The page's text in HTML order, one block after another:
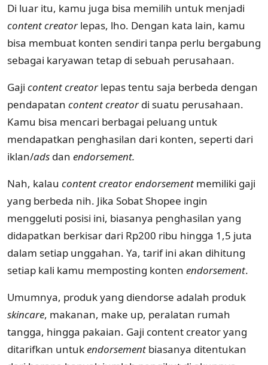
Di luar itu, kamu juga bisa memilih untuk menjadi
content creatorlepas, lho. Dengan kata lain, kamu
bisa membuat konten sendiri tanpa perlu bergabung
sebagai karyawan tetap di sebuah perusahaan.
Gaji content creatorlepas tentu saja berbeda dengan
pendapatan content creatordi suatu perusahaan.
Kamu bisa mencari berbagai peluang untuk
mendapatkan penghasilan dari konten, seperti dari
iklan/ads dan endorsement.
Nah, kalau content creator endorsement memiliki gaji
yang berbeda nih. Jika Sobat Shopee ingin
menggeluti posisi ini, biasanya penghasilan yang
didapatkan berkisar dari Rp200 ribu hingga 1,5 juta
dalam setiap unggahan. Ya, tarif ini akan dihitung
setiap kali kamu memposting konten endorsement.
Umumnya, produk yang diendorse adalah produk
skincare, makanan, make up, peralatan rumah
tangga, hingga pakaian. Gaji content creator yang
ditarifkan untukendorsement biasanya ditentukan